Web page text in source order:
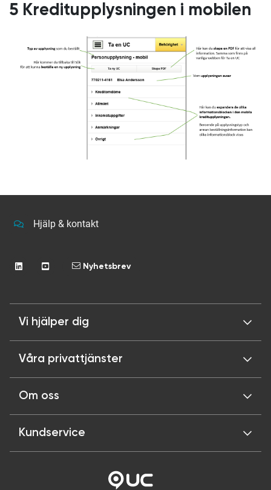
5 Kreditupplysningen i mobilen
Hjälp & kontakt
Nyhetsbrev
Vi hjälper dig
Våra privattjänster
Om oss
Kundservice